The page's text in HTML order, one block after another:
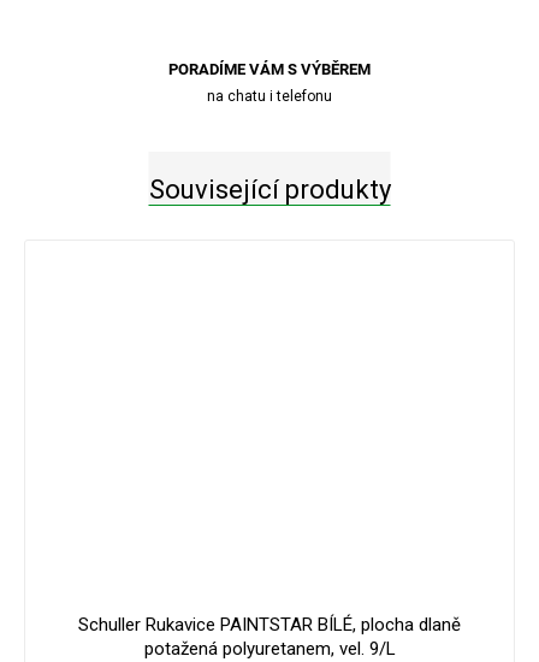
PORADÍME VÁM S VÝBĚREM
na chatu i telefonu
Související produkty
Schuller Rukavice PAINTSTAR BÍLÉ, plocha dlaně
potažená polyuretanem, vel. 9/L